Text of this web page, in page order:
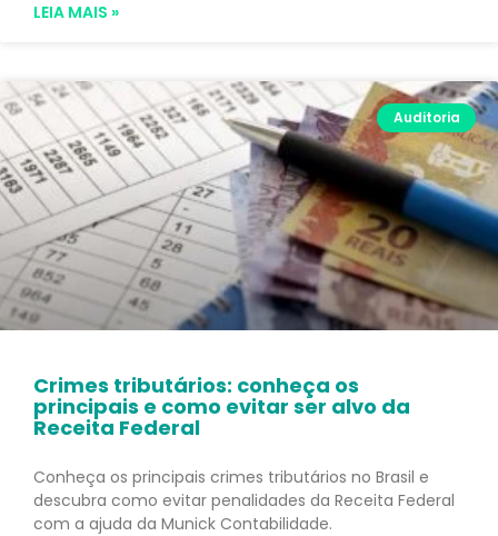
LEIA MAIS »
Auditoria
Crimes tributários: conheça os
principais e como evitar ser alvo da
Receita Federal
Conheça os principais crimes tributários no Brasil e
descubra como evitar penalidades da Receita Federal
com a ajuda da Munick Contabilidade.